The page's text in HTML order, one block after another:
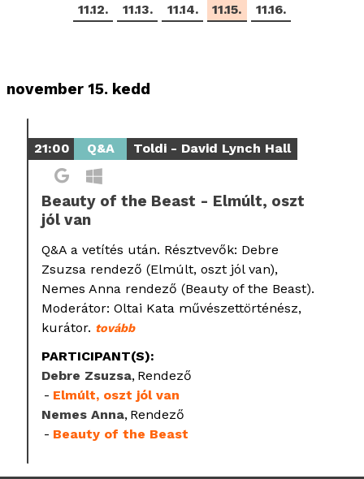
11.12.
11.13. 11.14. 11.15. 11.16.
november 15. kedd
21:00 Q&A Toldi - David Lynch Hall
Beauty of the Beast - Elmúlt, oszt
jól van
Q&A a vetítés után. Résztvevők: Debre
Zsuzsa rendező (Elmúlt, oszt jól van),
Nemes Anna rendező (Beauty of the Beast).
Moderátor: Oltai Kata művészettörténész,
kurátor. tovább
PARTICIPANT(S):
Debre Zsuzsa Rendező
Elmúlt, oszt jól van
Nemes Anna Rendező
Beauty of the Beast